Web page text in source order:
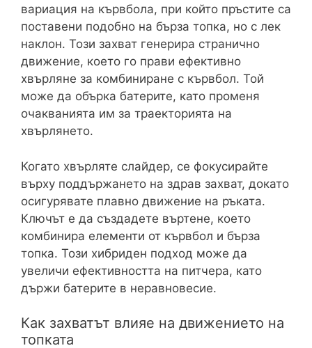
вариация на кървбола, при който пръстите са
поставени подобно на бърза топка, но с лек
наклон. Този захват генерира странично
движение, което го прави ефективно
хвърляне за комбиниране с кървбол. Той
може да обърка батерите, като променя
очакванията им за траекторията на
хвърлянето.
Когато хвърляте слайдер, се фокусирайте
върху поддържането на здрав захват, докато
осигурявате плавно движение на ръката.
Ключът е да създадете въртене, което
комбинира елементи от кървбол и бърза
топка. Този хибриден подход може да
увеличи ефективността на питчера, като
държи батерите в неравновесие.
Как захватът влияе на движението на
топката